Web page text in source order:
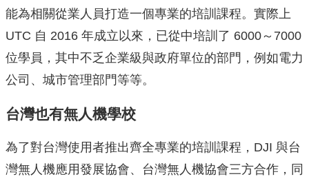
能為相關從業人員打造一個專業的培訓課程。實際上
UTC 自 2016 年成立以來，已從中培訓了 6000～7000
位學員，其中不乏企業級與政府單位的部門，例如電力
公司、城市管理部門等等。
台灣也有無人機學校
為了對台灣使用者推出齊全專業的培訓課程，DJI 與台
灣無人機應用發展協會、台灣無人機協會三方合作，同